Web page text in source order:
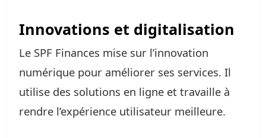
Innovations et digitalisation
Le SPF Finances mise sur l’innovation
numérique pour améliorer ses services. Il
utilise des solutions en ligne et travaille à
rendre l’expérience utilisateur meilleure.